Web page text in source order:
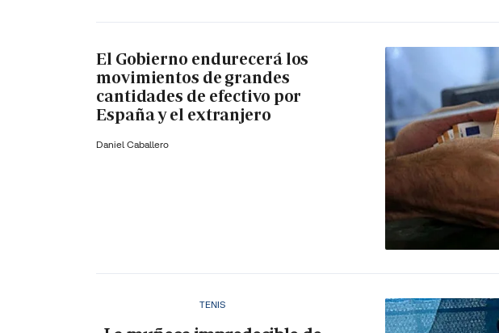
El Gobierno endurecerá los
movimientos de grandes
cantidades de efectivo por
España y el extranjero
Daniel Caballero
TENIS